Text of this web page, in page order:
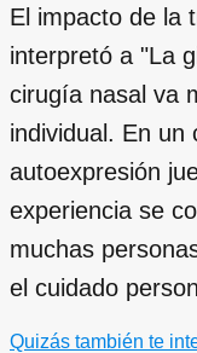
El impacto de la
interpretó a "La
cirugía nasal va
individual. En un
autoexpresión
experiencia se
muchas
el cuidado
Quizás también te